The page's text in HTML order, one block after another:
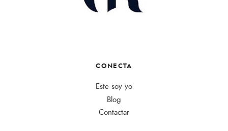
CONECTA
Este soy yo
Blog
Contactar